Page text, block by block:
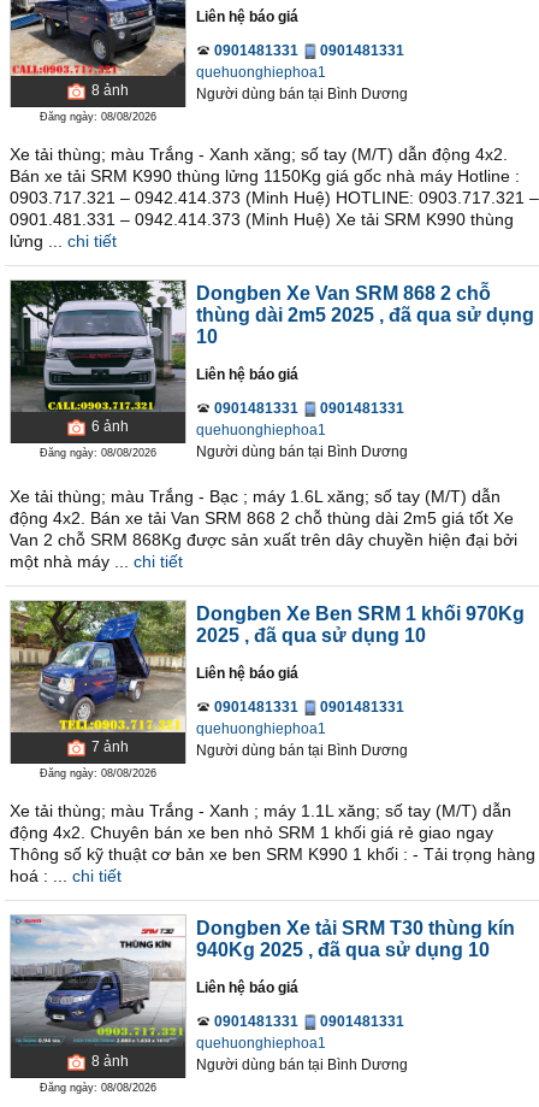
8 ảnh
Đăng ngày: 08/08/2026
Liên hệ báo giá
0901481331
0901481331
quehuonghiephoa1
Người dùng bán tại Bình Dương
Xe tải thùng; màu Trắng - Xanh xăng; số tay (M/T) dẫn động 4x2.
Bán xe tải SRM K990 thùng lửng 1150Kg giá gốc nhà máy Hotline :
0903.717.321 – 0942.414.373 (Minh Huệ) HOTLINE: 0903.717.321 –
0901.481.331 – 0942.414.373 (Minh Huệ) Xe tải SRM K990 thùng
lửng ...
chi tiết
6 ảnh
Đăng ngày: 08/08/2026
Dongben Xe Van SRM 868 2 chỗ
thùng dài 2m5 2025 , đã qua sử dụng
10
Liên hệ báo giá
0901481331
0901481331
quehuonghiephoa1
Người dùng bán tại Bình Dương
Xe tải thùng; màu Trắng - Bạc ; máy 1.6L xăng; số tay (M/T) dẫn
động 4x2. Bán xe tải Van SRM 868 2 chỗ thùng dài 2m5 giá tốt Xe
Van 2 chỗ SRM 868Kg được sản xuất trên dây chuyền hiện đại bởi
một nhà máy ...
chi tiết
7 ảnh
Đăng ngày: 08/08/2026
Dongben Xe Ben SRM 1 khối 970Kg
2025 , đã qua sử dụng 10
Liên hệ báo giá
0901481331
0901481331
quehuonghiephoa1
Người dùng bán tại Bình Dương
Xe tải thùng; màu Trắng - Xanh ; máy 1.1L xăng; số tay (M/T) dẫn
động 4x2. Chuyên bán xe ben nhỏ SRM 1 khối giá rẻ giao ngay
Thông số kỹ thuật cơ bản xe ben SRM K990 1 khối : - Tải trọng hàng
hoá : ...
chi tiết
8 ảnh
Đăng ngày: 08/08/2026
Dongben Xe tải SRM T30 thùng kín
940Kg 2025 , đã qua sử dụng 10
Liên hệ báo giá
0901481331
0901481331
quehuonghiephoa1
Người dùng bán tại Bình Dương